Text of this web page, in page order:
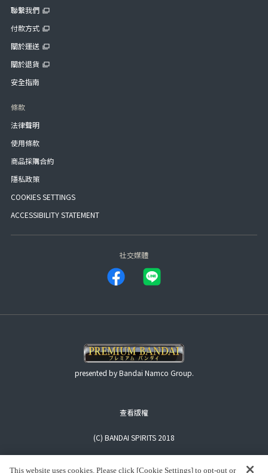
聯繫我們
付款方式
關於運送
關於退貨
安全指南
條款
法律聲明
使用條款
商品採購合約
隱私政策
COOKIES SETTINGS
ACCESSIBILITY STATEMENT
社交媒體
presented by Bandai Namco Group.
查看版權
(C) BANDAI SPIRITS 2018
This website uses cookies. Please click [Cookie Settings] to opt-out or